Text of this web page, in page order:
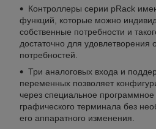
Контроллеры серии pRack
функций,
которые можно
собственные потребности и
достаточно для
потребностей.
Три аналоговых входа и
переменных позволяет
через специальное
графического терминала без
его аппаратного изменения.